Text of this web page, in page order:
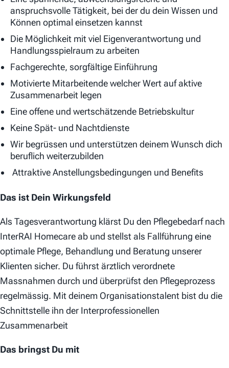
anspruchsvolle Tätigkeit, bei der du dein Wissen und
Können optimal einsetzen kannst
Die Möglichkeit mit viel Eigenverantwortung und
Handlungsspielraum zu arbeiten
Fachgerechte, sorgfältige Einführung
Motivierte Mitarbeitende welcher Wert auf aktive
Zusammenarbeit legen
Eine offene und wertschätzende Betriebskultur
Keine Spät- und Nachtdienste
Wir begrüssen und unterstützen deinem Wunsch dich
beruflich weiterzubilden
Attraktive Anstellungsbedingungen und Benefits
Das ist Dein Wirkungsfeld
Als Tagesverantwortung klärst Du den Pflegebedarf nach
InterRAI Homecare ab und stellst als Fallführung eine
optimale Pflege, Behandlung und Beratung unserer
Klienten sicher. Du führst ärztlich verordnete
Massnahmen durch und überprüfst den Pflegeprozess
regelmässig. Mit deinem Organisationstalent bist du die
Schnittstelle ihn der Interprofessionellen
Zusammenarbeit
Das bringst Du mit